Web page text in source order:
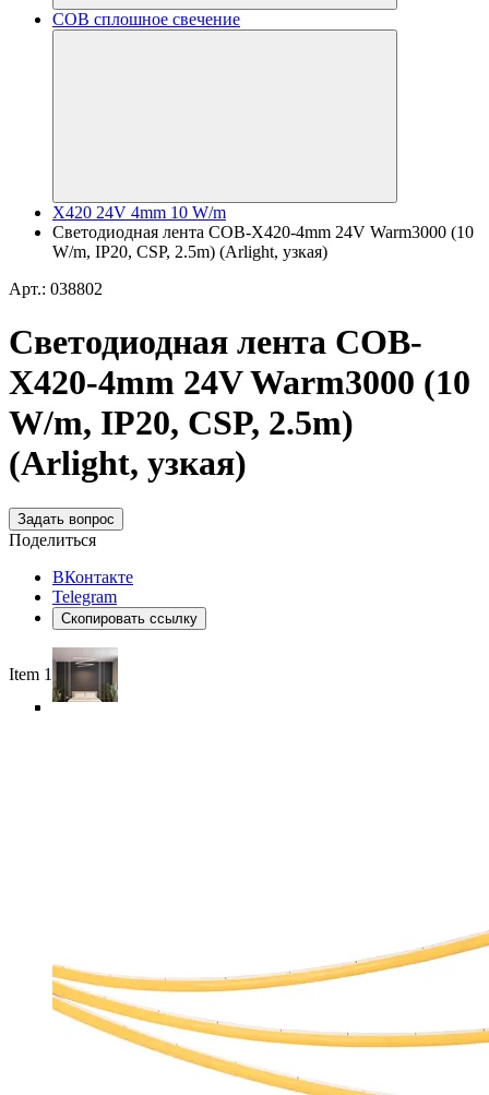
COB сплошное свечение
X420 24V 4mm 10 W/m
Светодиодная лента COB-X420-4mm 24V Warm3000 (10
W/m, IP20, CSP, 2.5m) (Arlight, узкая)
Арт.: 038802
Светодиодная лента COB-
X420-4mm 24V Warm3000 (10
W/m, IP20, CSP, 2.5m)
(Arlight, узкая)
Задать вопрос
Поделиться
ВКонтакте
Telegram
Скопировать ссылку
Item 1 of 6